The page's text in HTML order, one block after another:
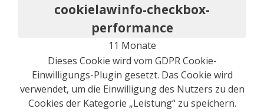
cookielawinfo-checkbox-
performance
11 Monate
Dieses Cookie wird vom GDPR Cookie-
Einwilligungs-Plugin gesetzt. Das Cookie wird
verwendet, um die Einwilligung des Nutzers zu den
Cookies der Kategorie „Leistung“ zu speichern.